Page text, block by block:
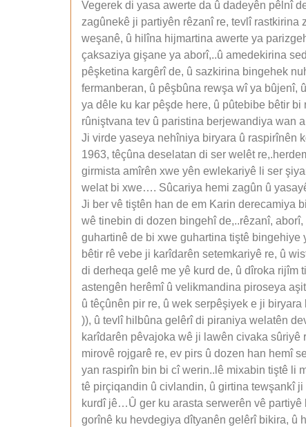
Vegerek di yasa awerte da û dadeyên pêlnî
zagûnekê ji partiyên rêzanî re, tevlî
weşanê, û hilîna hijmartina awerte ya
çaksaziya gişane ya aborî,..û amedekirina
pêşketina kargêrî de, û sazkirina bingehek
fermanberan, û pêşbûna rewşa wî ya bûjenî,
ya dêle ku kar pêşde here, û pûtebibe bêtir
rûniştvana tev û paristina berjewandiya wan
Ji virde yaseya nehîniya biryara û raspirînên
1963, têçûna deselatan di ser welêt
girmista amîrên xwe yên ewlekariyê li ser
welat bi xwe…. Sûcariya hemi zagûn û
Ji ber vê tiştên han de em Karin derecamiya
wê tinebin di dozen bingehî de,..rêzanî,
guhartinê de bi xwe guhartina tiştê
bêtir rê vebe ji karîdarên setemkariyê re, û
di derheqa gelê me yê kurd de, û dîroka
astengên herêmî û velikmandina piroseya
û têçûnên pir re, û wek serpêşiyek e ji
)), û tevlî hilbûna gelêrî di piraniya welatên
karîdarên pêvajoka wê ji lawên civaka
mirovê rojgarê re, ev pirs û dozen han hemî
yan raspirîn bin bi cî werin..lê mixabin tiştê li
tê pirçiqandin û civlandin, û girtina tewşankî
kurdî jê…Û ger ku arasta serwerên vê
gorînê ku hevdegiya dîtyanên gelêrî bikira, û